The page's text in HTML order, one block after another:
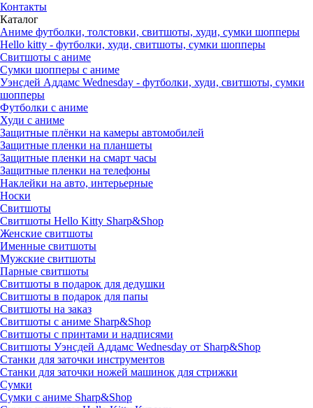
Контакты
Каталог
Аниме футболки, толстовки, свитшоты, худи, сумки шопперы
Hello kitty - футболки, худи, свитшоты, сумки шопперы
Свитшоты с аниме
Сумки шопперы с аниме
Уэнсдей Аддамс Wednesday - футболки, худи, свитшоты, сумки
шопперы
Футболки с аниме
Худи с аниме
Защитные плёнки на камеры автомобилей
Защитные пленки на планшеты
Защитные пленки на смарт часы
Защитные пленки на телефоны
Наклейки на авто, интерьерные
Носки
Свитшоты
Cвитшоты Hello Kitty Sharp&Shop
Женские свитшоты
Именные свитшоты
Мужские свитшоты
Парные свитшоты
Свитшоты в подарок для дедушки
Свитшоты в подарок для папы
Свитшоты на заказ
Свитшоты с аниме Sharp&Shop
Свитшоты с принтами и надписями
Свитшоты Уэнсдей Аддамс Wednesday от Sharp&Shop
Станки для заточки инструментов
Станки для заточки ножей машинок для стрижки
Сумки
Сумки с аниме Sharp&Shop